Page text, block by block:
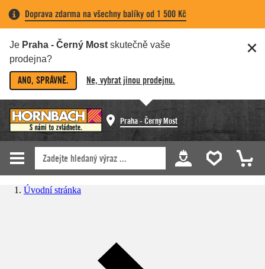
Doprava zdarma na všechny balíky od 1 500 Kč
Je Praha - Černý Most skutečně vaše
prodejna?
ANO, SPRÁVNĚ. Ne, vybrat jinou prodejnu.
Praha - Černý Most
Úvodní stránka